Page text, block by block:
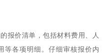
报价清单，包括材料费用、人
等各项明细。仔细审核报价内